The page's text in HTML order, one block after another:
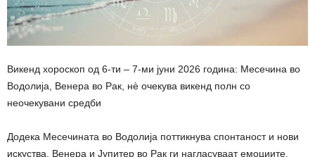
Викенд хороскоп од 6-ти – 7-ми јуни 2026 година: Месечина во
Водолија, Венера во Рак, нè очекува викенд полн со
неочекувани средби
Додека Месечината во Водолија поттикнува спонтаност и нови
искуства, Венера и Јупитер во Рак ги нагласуваат емоциите,